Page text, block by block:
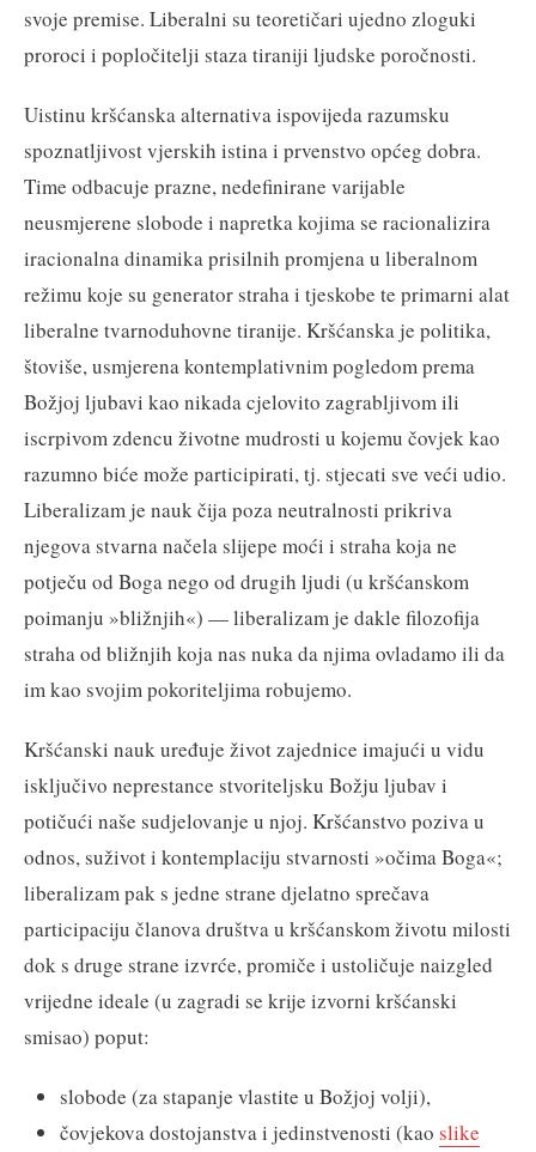
svoje premise. Liberalni su teoretičari ujedno zloguki
proroci i popločitelji staza tiraniji ljudske poročnosti.
Uistinu kršćanska alternativa ispovijeda razumsku
spoznatljivost vjerskih istina i prvenstvo općeg dobra.
Time odbacuje prazne, nedefinirane varijable
neusmjerene slobode i napretka kojima se racionalizira
iracionalna dinamika prisilnih promjena u liberalnom
režimu koje su generator straha i tjeskobe te primarni alat
liberalne tvarnoduhovne tiranije. Kršćanska je politika,
štoviše, usmjerena kontemplativnim pogledom prema
Božjoj ljubavi kao nikada cjelovito zagrabljivom ili
iscrpivom zdencu životne mudrosti u kojemu čovjek kao
razumno biće može participirati, tj. stjecati sve veći udio.
Liberalizam je nauk čija poza neutralnosti prikriva
njegova stvarna načela slijepe moći i straha koja ne
potječu od Boga nego od drugih ljudi (u kršćanskom
poimanju »bližnjih«) — liberalizam je dakle filozofija
straha od bližnjih koja nas nuka da njima ovladamo ili da
im kao svojim pokoriteljima robujemo.
Kršćanski nauk uređuje život zajednice imajući u vidu
isključivo neprestance stvoriteljsku Božju ljubav i
potičući naše sudjelovanje u njoj. Kršćanstvo poziva u
odnos, suživot i kontemplaciju stvarnosti »očima Boga«;
liberalizam pak s jedne strane djelatno sprečava
participaciju članova društva u kršćanskom životu milosti
dok s druge strane izvrće, promiče i ustoličuje naizgled
vrijedne ideale (u zagradi se krije izvorni kršćanski
smisao) poput:
slobode (za stapanje vlastite u Božjoj volji),
čovjekova dostojanstva i jedinstvenosti (kao slike